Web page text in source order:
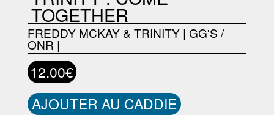
TOGETHER
FREDDY MCKAY & TRINITY| GG'S /
ONR |
12.00€
AJOUTER AU CADDIE